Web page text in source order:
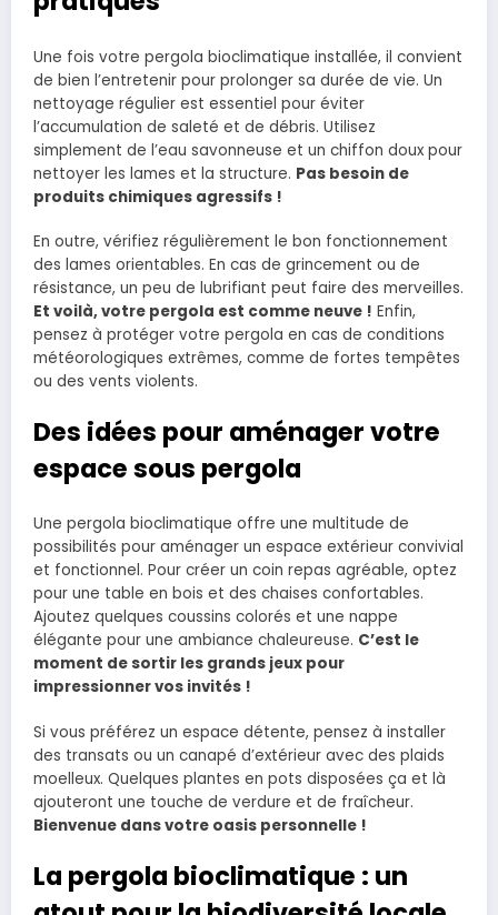
Une fois votre pergola bioclimatique installée, il convient
de bien l’entretenir pour prolonger sa durée de vie. Un
nettoyage régulier est essentiel pour éviter
l’accumulation de saleté et de débris. Utilisez
simplement de l’eau savonneuse et un chiffon doux pour
nettoyer les lames et la structure. Pas besoin de
produits chimiques agressifs !
En outre, vérifiez régulièrement le bon fonctionnement
des lames orientables. En cas de grincement ou de
résistance, un peu de lubrifiant peut faire des merveilles.
Et voilà, votre pergola est comme neuve ! Enfin,
pensez à protéger votre pergola en cas de conditions
météorologiques extrêmes, comme de fortes tempêtes
ou des vents violents.
Des idées pour aménager votre
espace sous pergola
Une pergola bioclimatique offre une multitude de
possibilités pour aménager un espace extérieur convivial
et fonctionnel. Pour créer un coin repas agréable, optez
pour une table en bois et des chaises confortables.
Ajoutez quelques coussins colorés et une nappe
élégante pour une ambiance chaleureuse. C’est le
moment de sortir les grands jeux pour
impressionner vos invités !
Si vous préférez un espace détente, pensez à installer
des transats ou un canapé d’extérieur avec des plaids
moelleux. Quelques plantes en pots disposées ça et là
ajouteront une touche de verdure et de fraîcheur.
Bienvenue dans votre oasis personnelle !
La pergola bioclimatique : un